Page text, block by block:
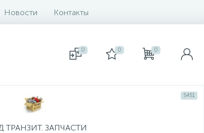
Новости Контакты
0 0 0
ТРАНЗИТ. ЗАПЧАСТИ
5451